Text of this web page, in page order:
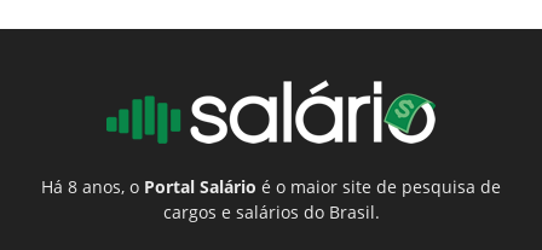
Há 8 anos, o Portal Salário é o maior site de pesquisa de
cargos e salários do Brasil.